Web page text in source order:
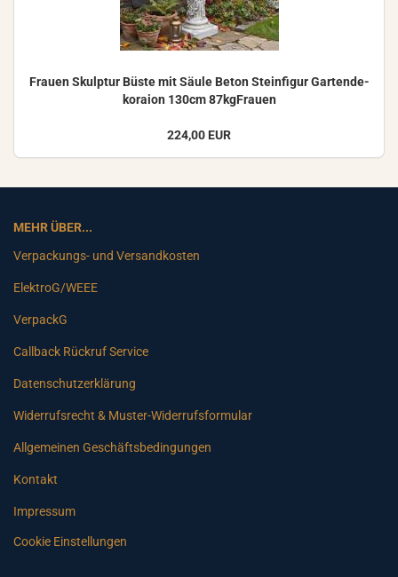
Frau­en Skulp­tur Büste mit Säule Beton Stein­fi­gur Gar­ten­de­
ko­rai­on 130cm 87kgFrauen
224,00 EUR
MEHR ÜBER...
Verpackungs- und Versandkosten
ElektroG/WEEE
VerpackG
Callback Rückruf Service
Datenschutzerklärung
Widerrufsrecht & Muster-Widerrufsformular
Allgemeinen Geschäftsbedingungen
Kontakt
Impressum
Cookie Einstellungen